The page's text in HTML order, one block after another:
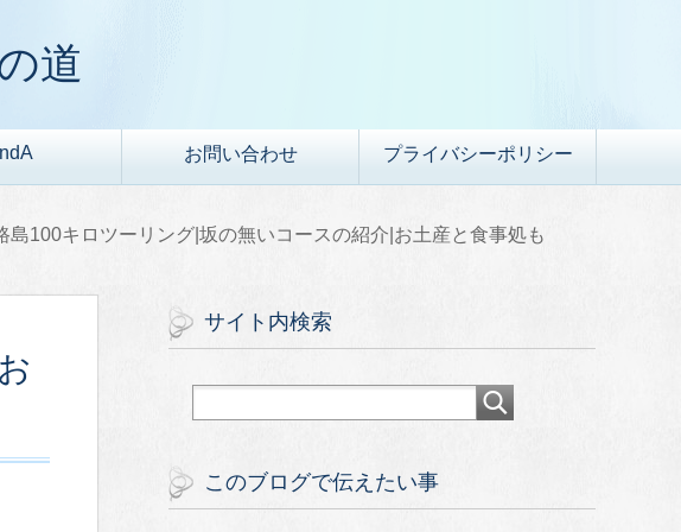
道
お問い合わせ プライバシーポリシー
島100キロツーリング|坂の無いコースの紹介|お土産と食事処も
サイト内検索
このブログで伝えたい事